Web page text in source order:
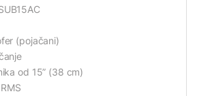
(pojačani)
od 15” (38 cm)